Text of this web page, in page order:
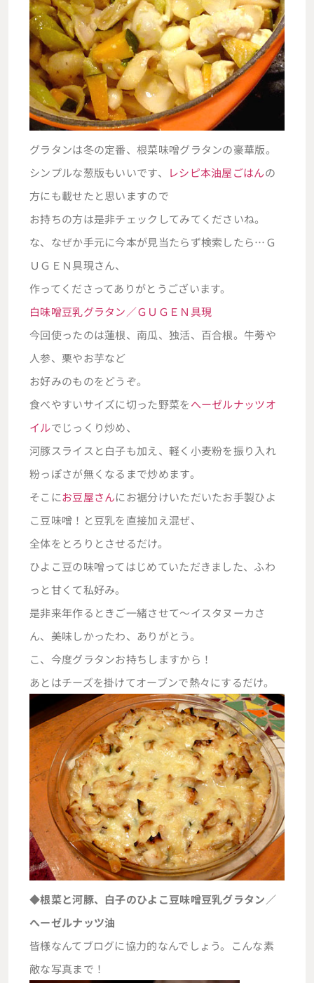
グラタンは冬の定番、根菜味噌グラタンの豪華版。
シンプルな葱版もいいです、
レシピ本油屋ごはんの
方にも載せたと思いますので
お持ちの方は是非チェックしてみてくださいね。
な、なぜか手元に今本が見当たらず検索したら…Ｇ
ＵＧＥＮ具現さん、
作ってくださってありがとうございます。
白味噌豆乳グラタン／ＧＵＧＥＮ具現
今回使ったのは蓮根、南瓜、独活、百合根。牛蒡や
人参、栗やお芋など
お好みのものをどうぞ。
食べやすいサイズに切った野菜をへーゼルナッツオ
イルでじっくり炒め、
河豚スライスと白子も加え、軽く小麦粉を振り入れ
粉っぽさが無くなるまで炒めます。
そこにお豆屋さんにお裾分けいただいたお手製ひよ
こ豆味噌！と豆乳を直接加え混ぜ、
全体をとろりとさせるだけ。
ひよこ豆の味噌ってはじめていただきました、ふわ
っと甘くて私好み。
是非来年作るときご一緒させて～イスタヌーカさ
ん、美味しかったわ、ありがとう。
こ、今度グラタンお持ちしますから！
あとはチーズを掛けてオーブンで熱々にするだけ。
◆根菜と河豚、白子のひよこ豆味噌豆乳グラタン／
へーゼルナッツ油
皆様なんてブログに協力的なんでしょう。こんな素
敵な写真まで！